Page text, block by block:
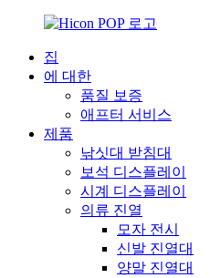
집
에 대한
품질 보증
애프터 서비스
제품
낚싯대 받침대
보석 디스플레이
시계 디스플레이
의류 진열
모자 전시
신발 진열대
양말 진열대